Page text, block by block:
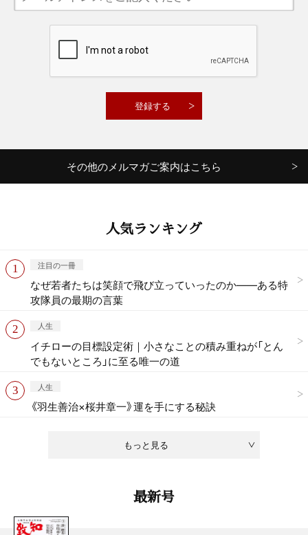
その他のメルマガご案内はこちら
人気ランキング
もっと見る
注目の一冊
なぜ若者たちは笑顔で飛び立っていったのか——ある特
攻隊員の最期の言葉
人生
イチローの目標設定術｜小さなことの積み重ねが「とん
でもないところ」に至る唯一の道
人生
《羽生善治×桜井章一》運を手にする秘訣
最新号